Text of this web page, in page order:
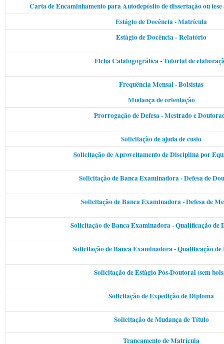
Carta de Encaminhamento para Autodepósito de dissertação ou
Estágio de Docência - Matrícula
Estágio de Docência - Relatório
Ficha Catalogográfica - Tutorial de
Frequência Mensal - Bolsistas
Mudança de orientação
Prorrogação de Defesa - Mestrado e
Solicitação de ajuda de custo
Solicitação de Aproveitamento de Disciplina por
Solicitação de Banca Examinadora - Defesa de
Solicitação de Banca Examinadora - Defesa de
Solicitação de Banca Examinadora - Qualificação de
Solicitação de Banca Examinadora - Qualificação de
Solicitação de Estágio Pós-Doutoral (sem
Solicitação de Expedição de Diploma
Solicitação de Mudança de Título
Trancamento de Matrícula